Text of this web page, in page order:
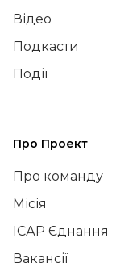
Відео
Подкасти
Події
Про Проект
Про команду
Місія
ІСАР Єднання
Вакансії